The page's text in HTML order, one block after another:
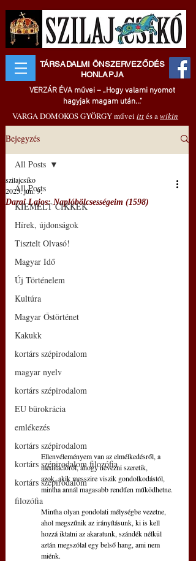
TÁRSADALMI ÖNSZERVEZŐDÉS
HONLAPJA
VERZÁR ÉVA művei – „Hogy valami nyomot
hagyjak magam után..."
VARGA DOMOKOS GYÖRGY művei ittés awikin
Bejegyzés
All Posts
KIEMELT CIKKEK
Hírek, újdonságok
Tisztelt Olvasó!
Magyar Idő
Új Történelem
Kultúra
Magyar Őstörténet
Kakukk
kortárs szépirodalom
magyar nyelv
kortárs szépirodalom
EU bürokrácia
emlékezés
kortárs szépirodalom
kortárs szépirodalom filozófia
kortárs szépirodalom
filozófia
All Posts
Darai Lajos: Naplóbölcsességeim (1598)
szilajcsiko
2025. jún. 9.
Ellenvéleményem van az elmélkedésről, a
meditációról, ahogy nevezni szeretik,
azok, akik messzire viszik gondolkodástól,
mintha annál magasabb rendűen működhetne.
Mintha olyan gondolati mélységbe vezetne,
ahol megszűnik az irányításunk, ki is kell
hozzá iktatni az akaratunk, szándék nélkül
aztán megszólal egy belső hang, ami nem
miénk.